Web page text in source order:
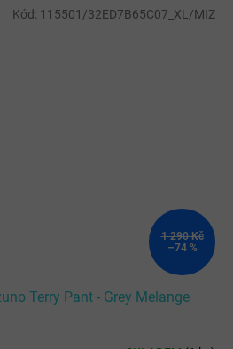
1 290 Kč
–74 %
Terry Pant - Grey Melange
Kód: 115501/32ED7B65C07_XL/MIZ